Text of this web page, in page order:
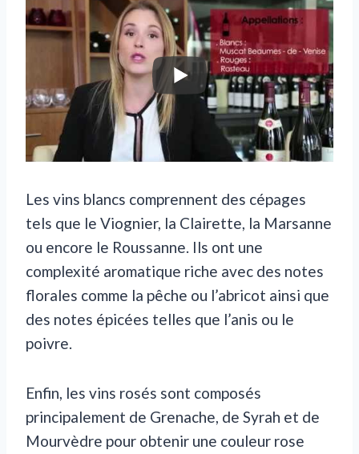
Les vins blancs comprennent des cépages
tels que le Viognier, la Clairette, la Marsanne
ou encore le Roussanne. Ils ont une
complexité aromatique riche avec des notes
florales comme la pêche ou l’abricot ainsi que
des notes épicées telles que l’anis ou le
poivre.
Enfin, les vins rosés sont composés
principalement de Grenache, de Syrah et de
Mourvèdre pour obtenir une couleur rose